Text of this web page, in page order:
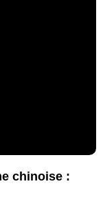
chinoise :